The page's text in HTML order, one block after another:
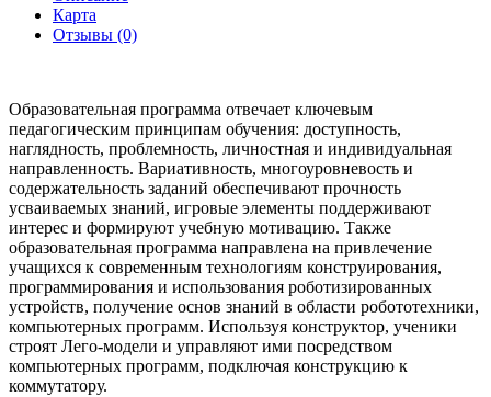
Карта
Отзывы (0)
Образовательная программа отвечает ключевым
педагогическим принципам обучения: доступность,
наглядность, проблемность, личностная и индивидуальная
направленность. Вариативность, многоуровневость и
содержательность заданий обеспечивают прочность
усваиваемых знаний, игровые элементы поддерживают
интерес и формируют учебную мотивацию. Также
образовательная программа направлена на привлечение
учащихся к современным технологиям конструирования,
программирования и использования роботизированных
устройств, получение основ знаний в области робототехники,
компьютерных программ. Используя конструктор, ученики
строят Лего-модели и управляют ими посредством
компьютерных программ, подключая конструкцию к
коммутатору.